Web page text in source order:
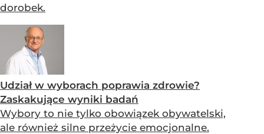
dorobek.
Udział w wyborach poprawia zdrowie?
Zaskakujące wyniki badań
Wybory to nie tylko obowiązek obywatelski,
ale również silne przeżycie emocjonalne.